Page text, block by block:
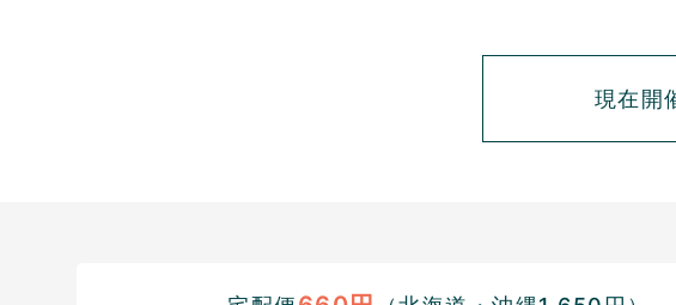
現在開